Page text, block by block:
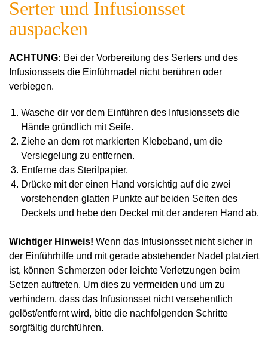
Serter und Infusionsset
auspacken
ACHTUNG: Bei der Vorbereitung des Serters und des
Infusionssets die Einführnadel nicht berühren oder
verbiegen.
Wasche dir vor dem Einführen des Infusionssets die
Hände gründlich mit Seife.
Ziehe an dem rot markierten Klebeband, um die
Versiegelung zu entfernen.
Entferne das Sterilpapier.
Drücke mit der einen Hand vorsichtig auf die zwei
vorstehenden glatten Punkte auf beiden Seiten des
Deckels und hebe den Deckel mit der anderen Hand ab.
Wichtiger Hinweis! Wenn das Infusionsset nicht sicher in
der Einführhilfe und mit gerade abstehender Nadel platziert
ist, können Schmerzen oder leichte Verletzungen beim
Setzen auftreten. Um dies zu vermeiden und um zu
verhindern, dass das Infusionsset nicht versehentlich
gelöst/entfernt wird, bitte die nachfolgenden Schritte
sorgfältig durchführen.